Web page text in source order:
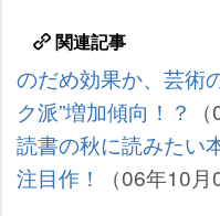
関連記事
のだめ効果か、芸術
ク派”増加傾向！？
読書の秋に読みたい
注目作！
（06年10月